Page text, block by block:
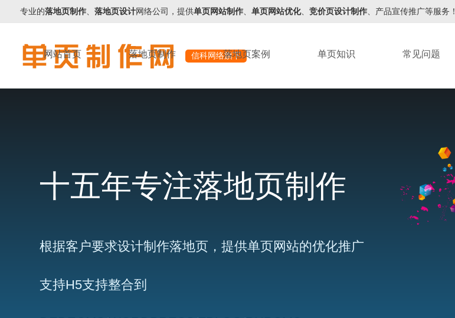
专业的落地页制作、 落地页设计网络公司，提供单页网站制作、 单页网站优化、 竞价页设计制作、产品宣传推广等服务！
信科网络旗下
网站首页 落地页制作 落地页案例 单页知识 常见问题
十五年专注落地页制作
根据客户要求设计制作落地页，提供单页网站的优化推广
支持H5支持整合到